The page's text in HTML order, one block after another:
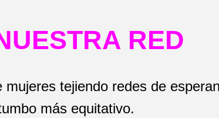
RED
mujeres tejiendo redes de
más equitativo.